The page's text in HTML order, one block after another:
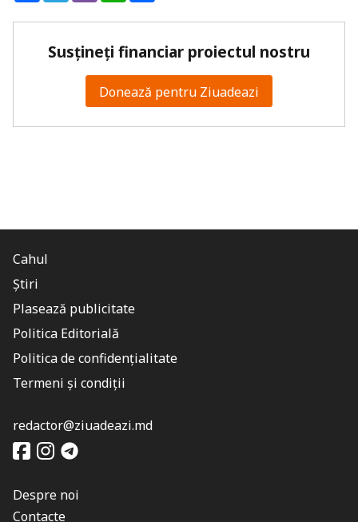
Susțineți financiar proiectul nostru
Donează pentru Ziuadeazi
Cahul
Știri
Plasează publicitate
Politica Editorială
Politica de confidențialitate
Termeni și condiții
redactor@ziuadeazi.md
Despre noi
Contacte